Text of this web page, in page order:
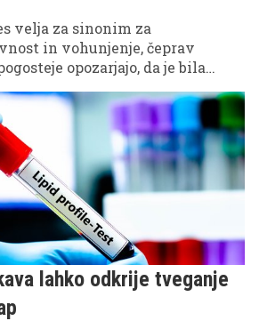
velja za sinonim za
in vohunjenje, čeprav
opozarjajo, da je bila
od legende.
lahko odkrije tveganje